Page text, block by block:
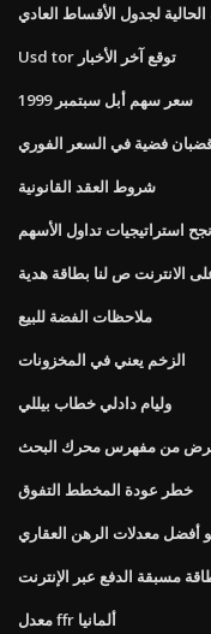
Usd tor توقع آخر الأخبار
سعر سهم أبل سبتمبر 1999
فضية في السعر الفوري
شروط العقد القانونية
استراتيجيات تداول الأسهم
الانترنت ص لنا بطاقة هدية
ملاحظات الفضة للبيع
الزخم يعني في المخزونات
وليام دادلي خطاب بيللي
من مفهرس محرك البحث
خطر عودة المخطط التفوق
أفضل معدلات الرهن العقاري
مسبقة الدفع عبر الإنترنت
معدل ffr ألمانيا